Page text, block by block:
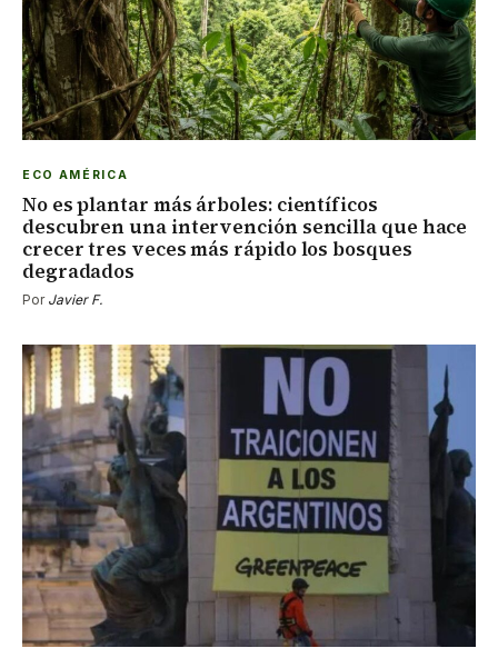
ECO AMÉRICA
No es plantar más árboles: científicos
descubren una intervención sencilla que hace
crecer tres veces más rápido los bosques
degradados
Por Javier F.